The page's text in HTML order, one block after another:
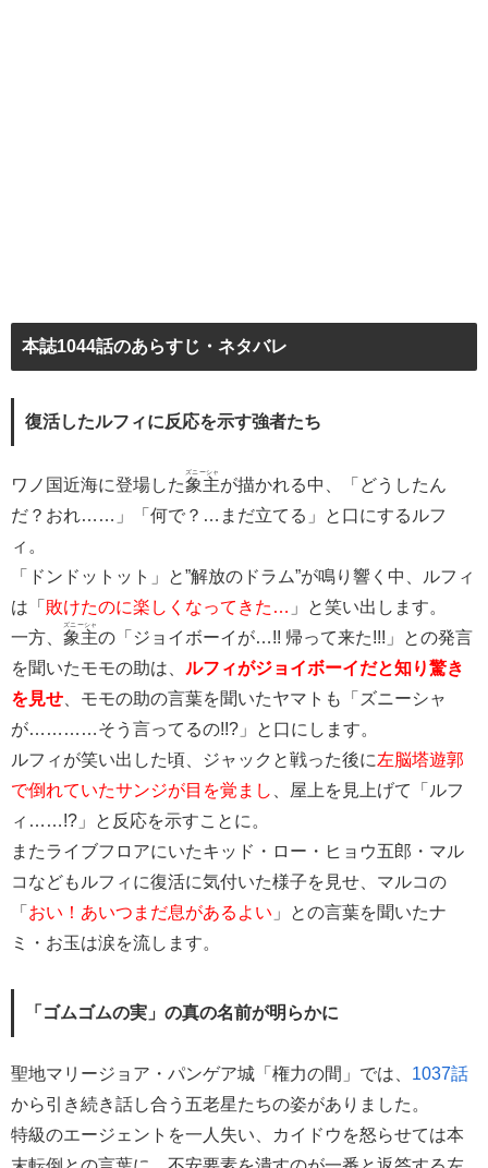
本誌1044話のあらすじ・ネタバレ
復活したルフィに反応を示す強者たち
ワノ国近海に登場した象主
ズニーシャ
が描かれる中、「どうしたん
だ？おれ……」「何で？…まだ立てる」と口にするルフ
ィ。
「ドンドットット」と”解放のドラム”が鳴り響く中、ルフィ
は「 敗けたのに楽しくなってきた… 」と笑い出します。
一方、 象主
ズニーシャ
の「ジョイボーイが…!! 帰って来た!!!」との発言
を聞いたモモの助は、 ルフィがジョイボーイだと知り驚き
を見せ 、モモの助の言葉を聞いたヤマトも「ズニーシャ
が…………そう言ってるの!!?」と口にします。
ルフィが笑い出した頃、ジャックと戦った後に左脳塔遊郭
で倒れていたサンジが目を覚まし
、屋上を見上げて「ルフ
ィ……!?」と反応を示すことに。
またライブフロアにいたキッド・ロー・ヒョウ五郎・マル
コなどもルフィに復活に気付いた様子を見せ、マルコの
「 おい！あいつまだ息があるよい 」との言葉を聞いたナ
ミ・お玉は涙を流します。
「ゴムゴムの実」の真の名前が明らかに
聖地マリージョア・パンゲア城「権力の間」では、 1037話
から引き続き話し合う五老星たちの姿がありました。
特級のエージェントを一人失い、カイドウを怒らせては本